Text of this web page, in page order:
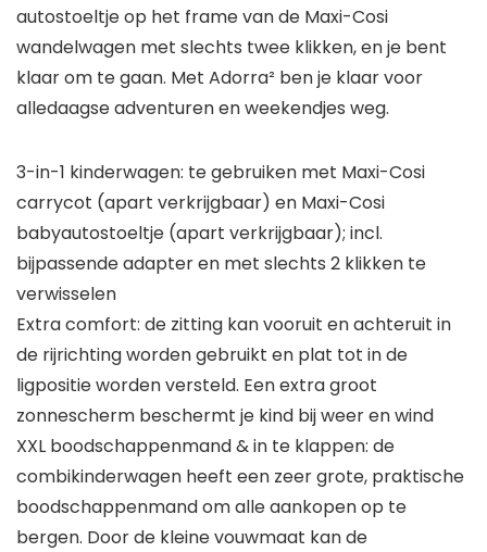
autostoeltje op het frame van de Maxi-Cosi
wandelwagen met slechts twee klikken, en je bent
klaar om te gaan. Met Adorra² ben je klaar voor
alledaagse adventuren en weekendjes weg.
3-in-1 kinderwagen: te gebruiken met Maxi-Cosi
carrycot (apart verkrijgbaar) en Maxi-Cosi
babyautostoeltje (apart verkrijgbaar); incl.
bijpassende adapter en met slechts 2 klikken te
verwisselen
Extra comfort: de zitting kan vooruit en achteruit in
de rijrichting worden gebruikt en plat tot in de
ligpositie worden versteld. Een extra groot
zonnescherm beschermt je kind bij weer en wind
XXL boodschappenmand & in te klappen: de
combikinderwagen heeft een zeer grote, praktische
boodschappenmand om alle aankopen op te
bergen. Door de kleine vouwmaat kan de